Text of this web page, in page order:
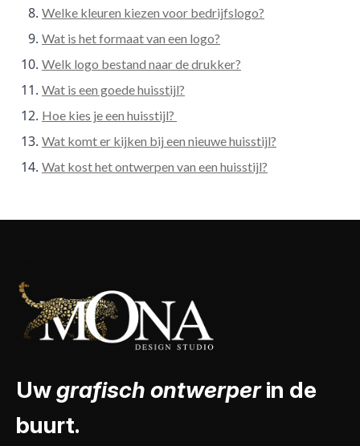
Welke kleuren kiezen voor bedrijfslogo?
Wat is het formaat van een logo?
Welk logo bestand naar de drukker?
Wat is een goede huisstijl?
Hoe kies je een huisstijl?
Wat komt er kijken bij een nieuwe huisstijl?
Wat kost het ontwerpen van een huisstijl?
Uwgrafisch ontwerperin de
buurt.